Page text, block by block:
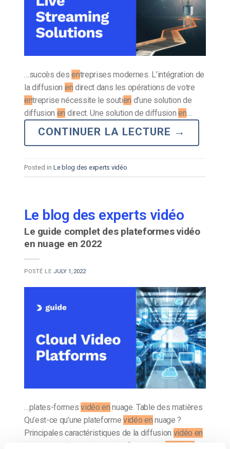
…succès desentreprises modernes. L’intégration de
la diffusion en direct dans les opérations de votre
entreprise nécessite le soutien d’une solution de
diffusion en direct. Une solution de diffusion en
CONTINUER LA LECTURE →
Posted in Le blog des experts vidéo
Le blog des experts vidéo
Le guide complet des plateformes vidéo
en nuage en 2022
POSTÉ LE JULY 1, 2022
…plates-formesvidéo en nuage. Table des matières
Qu’est-ce qu’une plateformevidéo en nuage ?
Principales caractéristiques de la diffusion vidéo en
nuage Les 12 premières plateformes de vidéo en